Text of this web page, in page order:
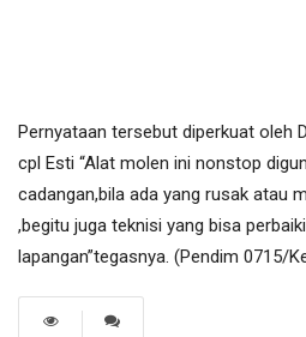
Pernyataan tersebut diperkuat oleh
cpl Esti “Alat molen ini nonstop
cadangan,bila ada yang rusak atau
,begitu juga teknisi yang bisa
lapangan”tegasnya. (Pendim 0715/